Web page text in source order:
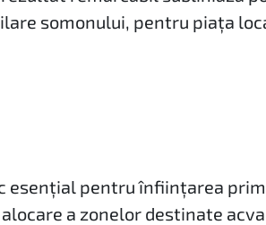
somonului, pentru piața
esențial pentru înființarea
a zonelor destinate